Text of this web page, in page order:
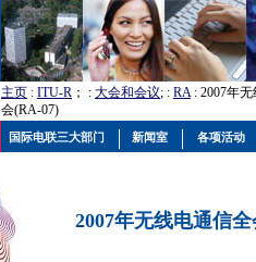
主页 : ITU-R ； : 大会和会议; : RA: 2007年
会(RA-07)
2007年无线电通信
国际电联三大部门 新闻室 各项活动